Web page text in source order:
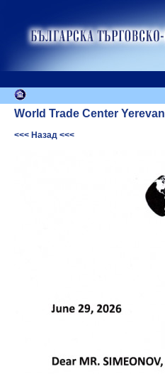
World Trade Center Yerevan
<<< Назад <<<